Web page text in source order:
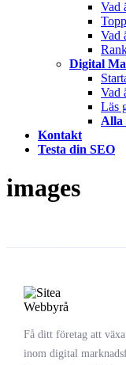
Vad
Vad
Digital
Vad
Läs
Alla
Kontakt
Testa din SEO
images
Få ditt företag att
inom digital